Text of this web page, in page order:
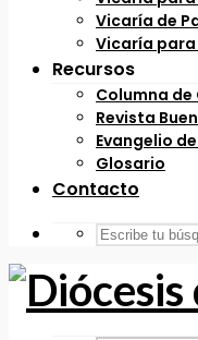
Vicaría de
Vicaría para
Recursos
Columna de
Revista
Evangelio
Glosario
Contacto